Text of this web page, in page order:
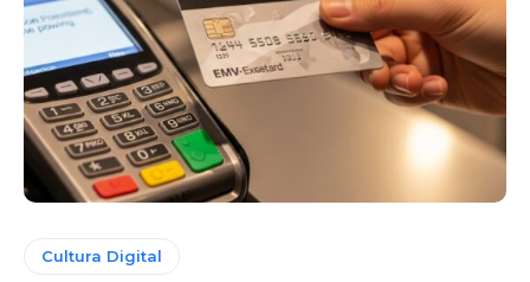
Cultura Digital